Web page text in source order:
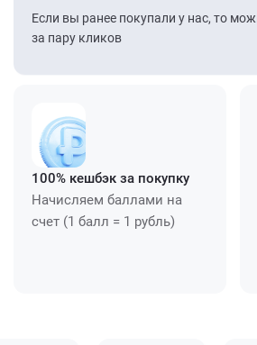
Если вы ранее покупали у нас, то
за пару кликов
100% кешбэк за покупку
Начисляем баллами на
счет (1 балл = 1 рубль)